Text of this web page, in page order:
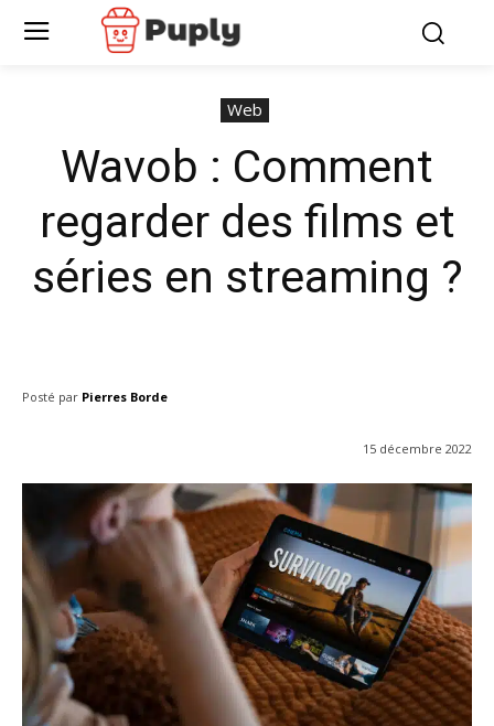
Web
Wavob : Comment
regarder des films et
séries en streaming ?
Posté par Pierres Borde
15 décembre 2022